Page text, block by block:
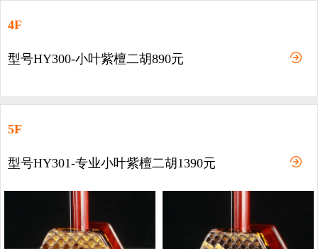
4F
型号HY300-小叶紫檀二胡890元
5F
型号HY301-专业小叶紫檀二胡1390元